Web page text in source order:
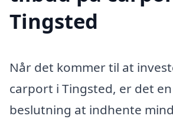
Tingsted
Når det kommer til at
carport i Tingsted, er det
beslutning at indhente